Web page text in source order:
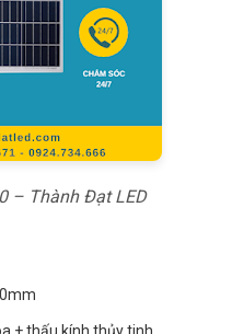
– Thành Đạt LED